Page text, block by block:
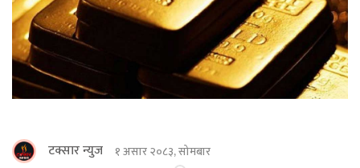
टक्सार न्युज १ असार २०८३, सोमबार